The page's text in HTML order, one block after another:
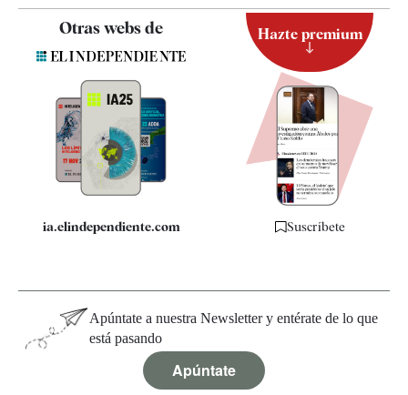
Contacto
Quiénes somos
Especificaciones
Otras webs de
ia.elindependiente.com
Hazte premium
Suscríbete
Apúntate a nuestra Newsletter y entérate de lo que
está pasando
Apúntate